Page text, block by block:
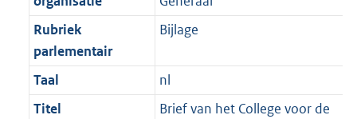
t
a
t
b K
Rubriek
parlementair
Bijlage
Taal
nl
Titel
Brief van het College voor de